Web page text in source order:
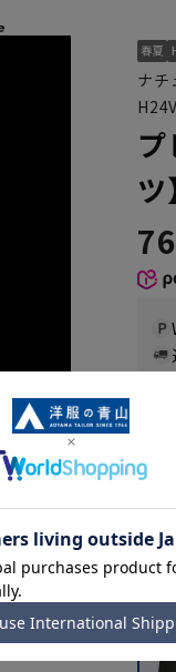
ナチ
ツ